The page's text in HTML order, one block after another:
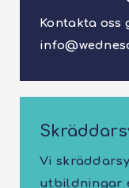
Kontakta oss
Vi
utbildningar